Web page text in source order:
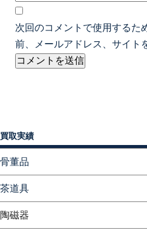
次回のコメントで使用するた
前、メールアドレス、サイト
買取実績
骨董品
茶道具
陶磁器